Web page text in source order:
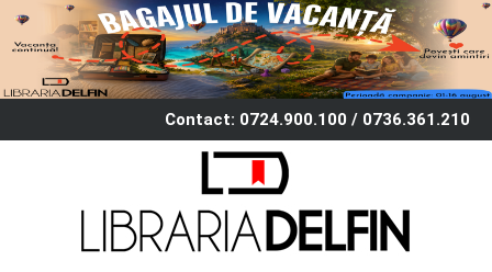
Contact: 0724.900.100 / 0736.361.210